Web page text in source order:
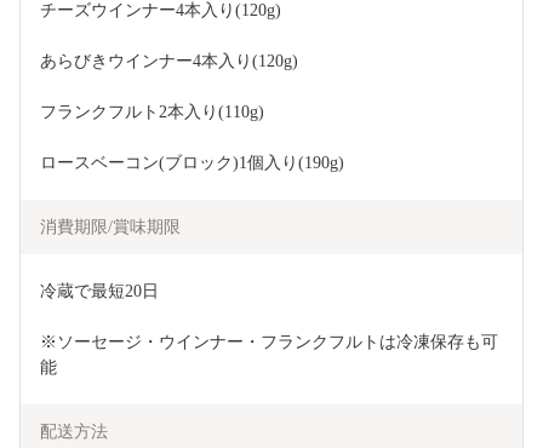
チーズウインナー4本入り(120g)
あらびきウインナー4本入り(120g)
フランクフルト2本入り(110g)
ロースベーコン(ブロック)1個入り(190g)
消費期限/賞味期限
冷蔵で最短20日
※ソーセージ・ウインナー・フランクフルトは冷凍保存も可
能
配送方法